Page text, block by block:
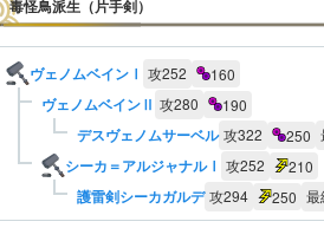
毒怪鳥派生（片手剣）
ヴェノムベインⅠ 攻252 160
ヴェノムベインⅡ 攻280 190
デスヴェノムサーベル 攻322 250
シーカ＝アルジャナルⅠ 攻252 210
護雷剣シーカガルデ 攻294 250 最